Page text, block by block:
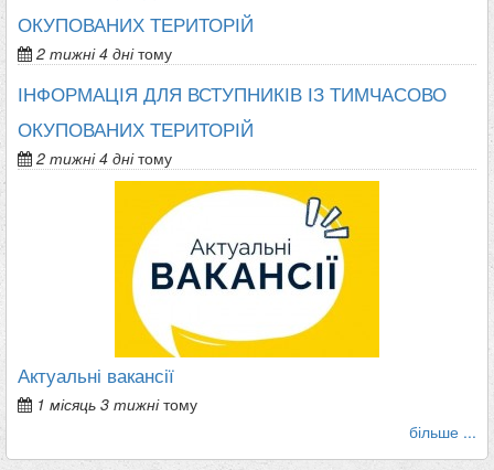
ОКУПОВАНИХ ТЕРИТОРІЙ
2 тижні 4 днітому
ІНФОРМАЦІЯ ДЛЯ ВСТУПНИКІВ ІЗ ТИМЧАСОВО
ОКУПОВАНИХ ТЕРИТОРІЙ
2 тижні 4 днітому
Актуальні вакансії
1 місяць 3 тижнітому
більше ...